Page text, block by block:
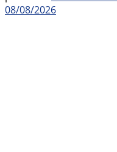
08/08/2026